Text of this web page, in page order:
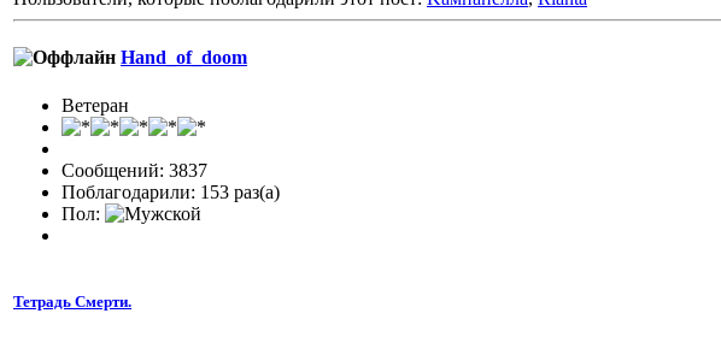
Hand_of_doom
Ветеран
Сообщений: 3837
Поблагодарили: 153 раз(а)
Пол:
Тетрадь Смерти.